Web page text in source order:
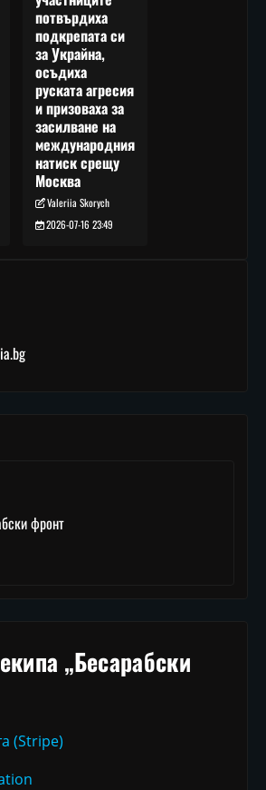
потвърдиха
подкрепата си
за Украйна,
осъдиха
руската агресия
и призоваха за
засилване на
международния
натиск срещу
Москва
Valeriia Skorych
2026-07-16 23:49
фронт
„Бесарабски
(Stripe)